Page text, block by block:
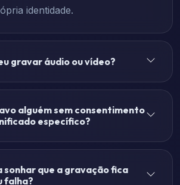
identidade.
gravar áudio ou vídeo?
alguém sem consentimento
específico?
sonhar que a gravação fica
falha?